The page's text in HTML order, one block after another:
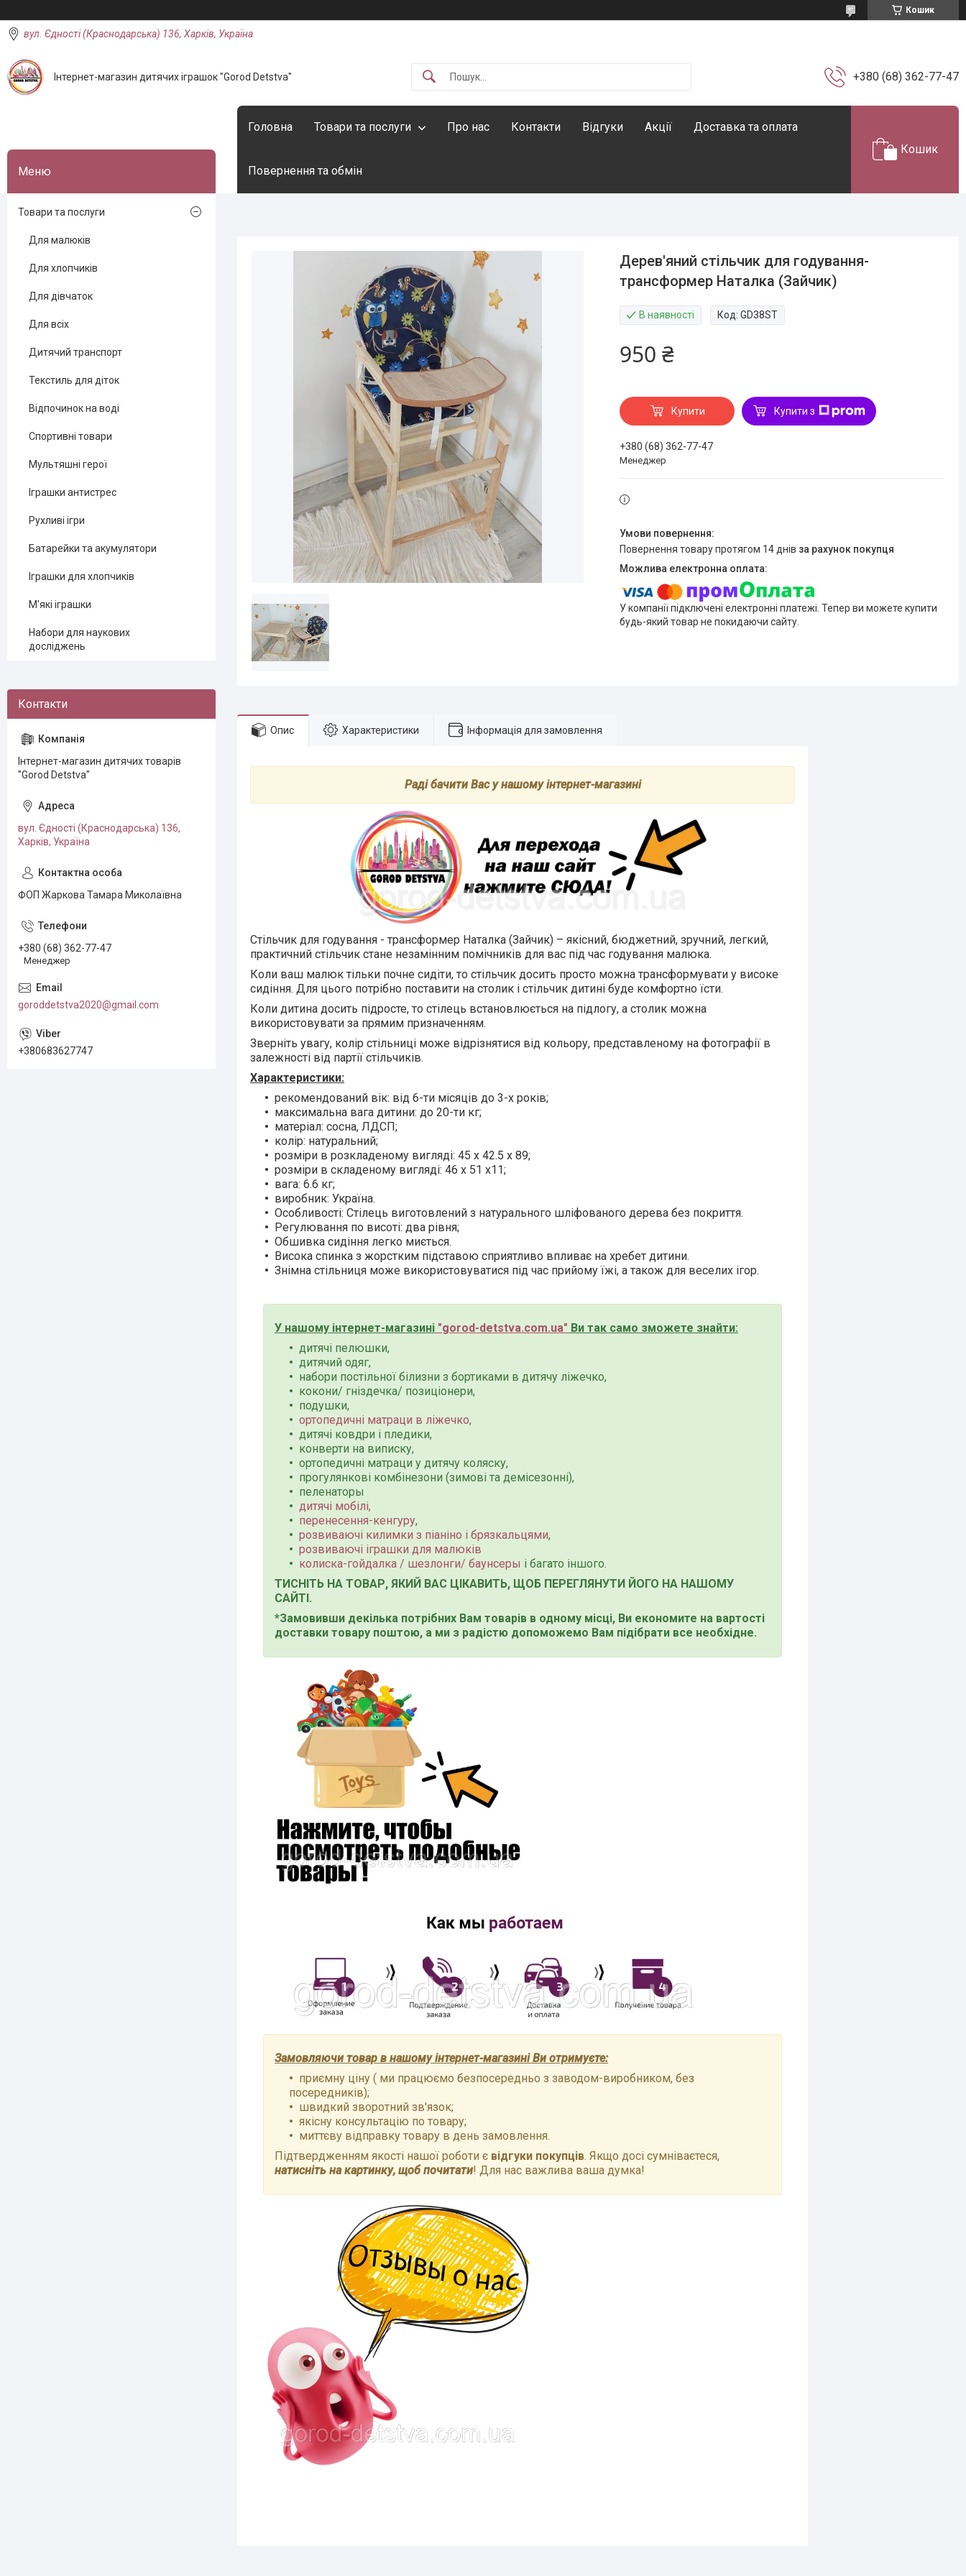
Кошик
вул. Єдності (Краснодарська) 136, Харків, Україна
Інтернет-магазин дитячих іграшок "Gorod Detstva" +380 (68) 362-77-47
Головна Товари та послуги Про нас Контакти Відгуки Акції Доставка та оплата
Повернення та обмін
Кошик
Дерев'яний стільчик для годування-
трансформер Наталка (Зайчик)
В наявності Код:GD38ST
950 ₴
Купити Купити з
+380 (68) 362-77-47
Менеджер
повернення товару протягом 14 днів за рахунок покупця
У компанії підключені електронні платежі. Тепер ви можете купити
будь-який товар не покидаючи сайту.
Опис Характеристики Інформація для замовлення
Раді бачити Вас у нашому інтернет-магазині
Стільчик для годування - трансформер Наталка (Зайчик) – якісний, бюджетний, зручний, легкий,
практичний стільчик стане незамінним помічників для вас під час годування малюка.
Коли ваш малюк тільки почне сидіти, то стільчик досить просто можна трансформувати у високе
сидіння. Для цього потрібно поставити на столик і стільчик дитині буде комфортно їсти.
Коли дитина досить підросте, то стілець встановлюється на підлогу, а столик можна
використовувати за прямим призначенням.
Зверніть увагу, колір стільниці може відрізнятися від кольору, представленому на фотографії в
залежності від партії стільчиків.
Характеристики:
рекомендований вік: від 6-ти місяців до 3-х років;
максимальна вага дитини: до 20-ти кг;
матеріал: сосна, ЛДСП;
колір: натуральний;
розміри в розкладеному вигляді: 45 х 42.5 х 89;
розміри в складеному вигляді: 46 х 51 х11;
вага: 6.6 кг;
виробник: Україна.
Особливості: Стілець виготовлений з натурального шліфованого дерева без покриття.
Регулювання по висоті: два рівня;
Обшивка сидіння легко миється.
Висока спинка з жорстким підставою сприятливо впливає на хребет дитини.
Знімна стільниця може використовуватися під час прийому їжі, а також для веселих ігор.
У нашому інтернет-магазині "gorod-detstva.com.ua" Ви так само зможете знайти:
дитячі пелюшки,
дитячий одяг,
набори постільної білизни з бортиками в дитячу ліжечко,
кокони/ гніздечка/ позиціонери,
подушки,
ортопедичні матраци в ліжечко,
дитячі ковдри і пледики,
конверти на виписку,
ортопедичні матраци у дитячу коляску,
прогулянкові комбінезони (зимові та демісезонні),
пеленаторы
дитячі мобілі,
перенесення-кенгуру,
розвиваючі килимки з піаніно і брязкальцями,
розвиваючі іграшки для малюків
колиска-гойдалка / шезлонги/ баунсеры і багато іншого.
ТИСНІТЬ НА ТОВАР, ЯКИЙ ВАС ЦІКАВИТЬ, ЩОБ ПЕРЕГЛЯНУТИ ЙОГО НА НАШОМУ
САЙТІ.
*Замовивши декілька потрібних Вам товарів в одному місці, Ви економите на вартості
доставки товару поштою, а ми з радістю допоможемо Вам підібрати все необхідне.
Замовляючи товар в нашому інтернет-магазині Ви отримуєте:
приємну ціну ( ми працюємо безпосередньо з заводом-виробником, без
посередників);
швидкий зворотний зв'язок;
якісну консультацію по товару;
миттєву відправку товару в день замовлення.
Підтвердженням якості нашої роботи є відгуки покупців. Якщо досі сумніваєтеся,
натисніть на картинку, щоб почитати! Для нас важлива ваша думка!
Товари та послуги
Для малюків
Для хлопчиків
Для дівчаток
Для всіх
Дитячий транспорт
Текстиль для діток
Відпочинок на воді
Спортивні товари
Мультяшні герої
Іграшки антистрес
Рухливі ігри
Батарейки та акумулятори
Іграшки для хлопчиків
М'які іграшки
Набори для наукових
досліджень
Інтернет-магазин дитячих товарів
"Gorod Detstva"
вул. Єдності (Краснодарська) 136,
Харків, Україна
ФОП Жаркова Тамара Миколаївна
+380 (68) 362-77-47
Менеджер
goroddetstva2020@gmail.com
+380683627747